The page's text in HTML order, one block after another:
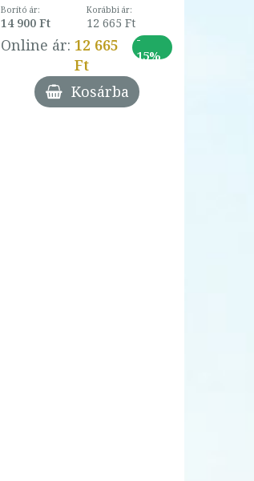
Borító ár:
14 900 Ft
Korábbi ár:
12 665 Ft
Online ár: 12 665
Ft
-
15%
Kosárba